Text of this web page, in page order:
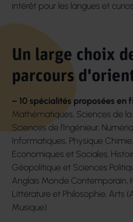
intérêt pour les langues et
Un large choix
parcours
– 10 spécialités proposées en
Mathématiques, Sciences de la
Sciences de l’Ingénieur,
Informatiques, Physique
Economiques et Sociales,
Géopolitique et Sciences
Anglais Monde Contemporain,
Littérature et Philosophie, Arts
Musique)